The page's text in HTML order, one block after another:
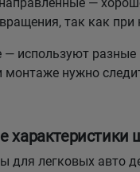
так как при
используют разные
нужно
характеристики
легковых авто